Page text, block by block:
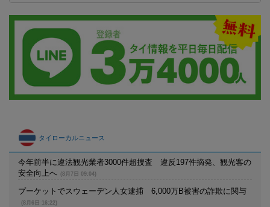
タイローカルニュース
今年前半に違法観光業者3000件超捜査 違反197件摘発、観光客の
安全向上へ
(8月7日 09:04)
プーケットでスウェーデン人女逮捕 6,000万B被害の詐欺に関与
(8月6日 16:22)